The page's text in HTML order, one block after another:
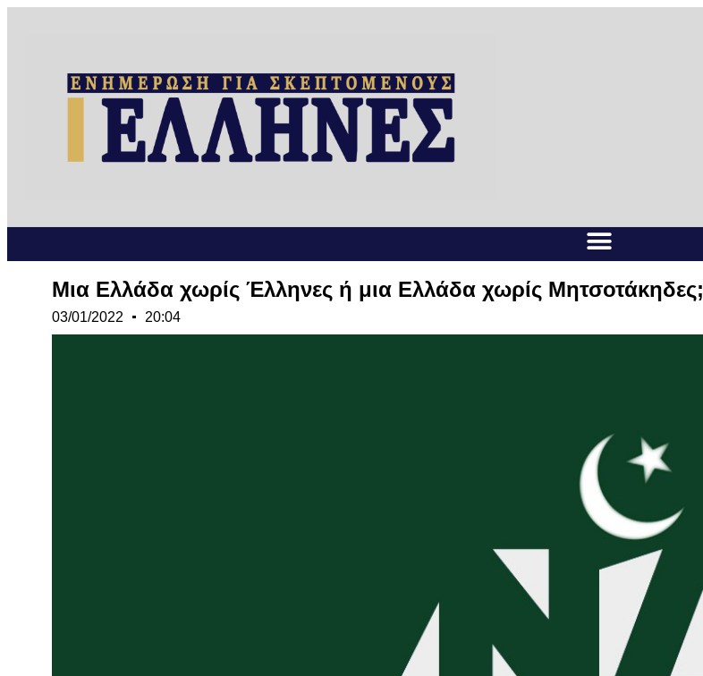
Μια Ελλάδα χωρίς Έλληνες ή μια Ελλάδα χωρίς Μητσοτάκηδες;
03/01/2022 20:04